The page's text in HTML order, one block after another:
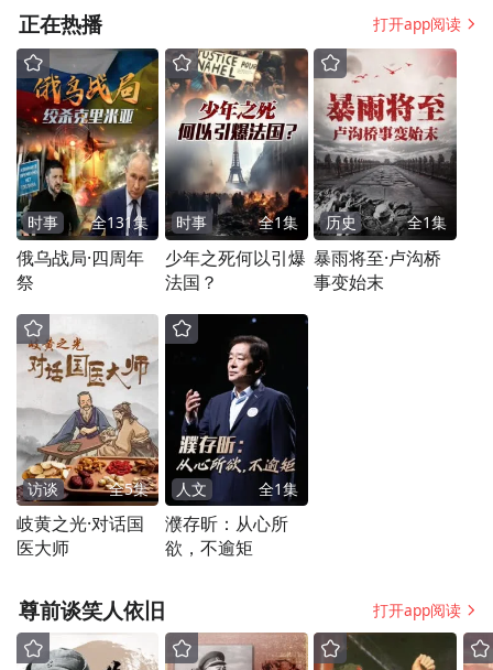
来，确实这些失独妇女们精神面貌有了很大
的改观。
凤凰网公益：您能不能介绍一下这个《重燃
生命之光》这样一个产品，它是什么样子
的？以及未来会不会推出更多的类似产品？
毛爱珍：我们感觉能出来参加活动的人是有
限的，因为出来要集合，特别是在北京，出
来一次我们都是要来回四五个小时，到我们
的活动点要两个多小时，回去两个多小时，
而且能够走出来的妇女也是少数，更多的妇
女连门都不愿意出，沉浸在悲痛悲伤的泥潭
里。
我们一直想怎么能服务到她们，于是在2018
《重燃生命之光》的阅听组合。阅就是一本
28万字的书，里面有失独人自己的故事，有
正在热播 打开app阅读
时事 全131集
俄乌战局·四周年
祭
时事 全1集
少年之死何以引爆
法国？
历史 全1集
暴雨将至·卢沟桥
事变始末
访谈 全5集
岐黄之光·对话国
医大师
人文 全1集
濮存昕：从心所
欲，不逾矩
尊前谈笑人依旧 打开app阅读